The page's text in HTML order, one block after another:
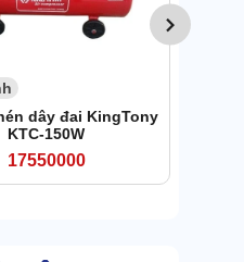
dây đai KingTony
KTC-150W
17550000